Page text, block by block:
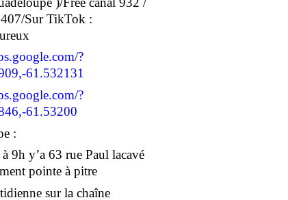
Sur TikTok :
?
61.532131
?
61.53200
:
9h y’a 63 rue Paul lacavé
pointe à pitre
sur la chaîne